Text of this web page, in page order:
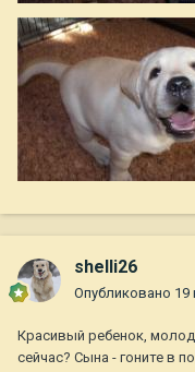
shelli26
Опубликовано 19
Красивый ребенок,
сейчас? Сына - гоните в